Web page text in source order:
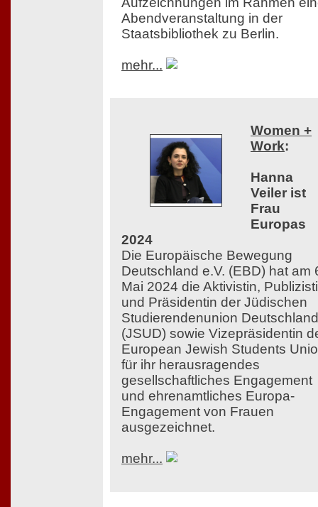
Abendveranstaltung in der
Staatsbibliothek zu Berlin.
mehr...
Women +
Work:
Hanna
Veiler ist
Frau
Europas
2024
Die Europäische Bewegung
Deutschland e.V. (EBD) hat am
Mai 2024 die Aktivistin,
und Präsidentin der Jüdischen
Studierendenunion
(JSUD) sowie Vizepräsidentin
European Jewish Students
für ihr herausragendes
gesellschaftliches Engagement
und ehrenamtliches Europa-
Engagement von Frauen
ausgezeichnet.
mehr...